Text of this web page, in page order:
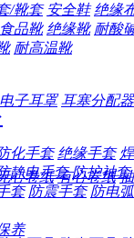
/靴套 安全鞋 绝缘
食品靴 绝缘靴 耐酸
耐高温靴
电子耳罩 耳塞分配器
化手套 绝缘手套
静电手套 防护袖套
套 防震手套 防电
心卷纸 有心卷纸
养